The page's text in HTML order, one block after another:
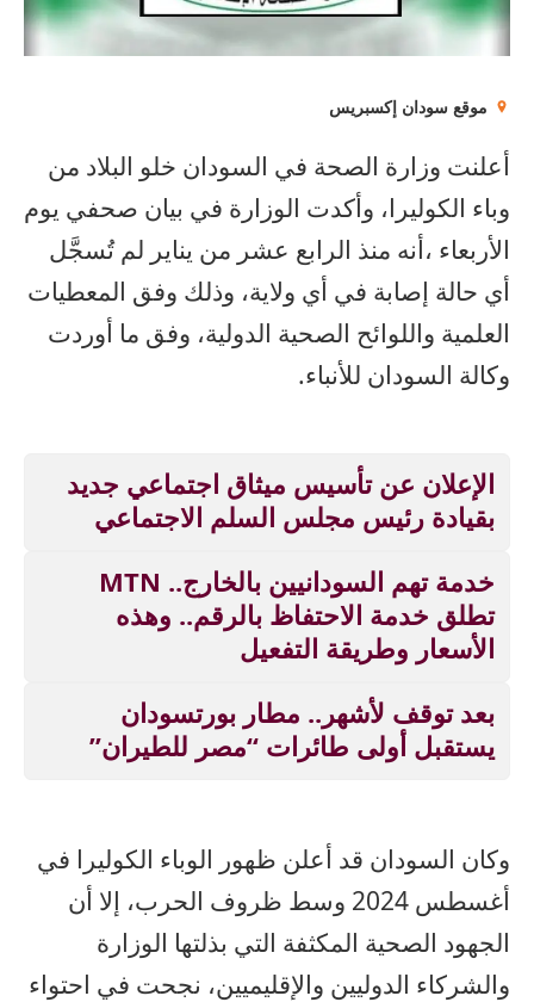
موقع سودان إكسبريس
أعلنت وزارة الصحة في السودان خلو البلاد من
وباء الكوليرا، وأكدت الوزارة في بيان صحفي يوم
الأربعاء ،أنه منذ الرابع عشر من يناير لم تُسجَّل
أي حالة إصابة في أي ولاية، وذلك وفق المعطيات
العلمية واللوائح الصحية الدولية، وفق ما أوردت
وكالة السودان للأنباء.
الإعلان عن تأسيس ميثاق اجتماعي جديد
بقيادة رئيس مجلس السلم الاجتماعي
خدمة تهم السودانيين بالخارج.. MTN
تطلق خدمة الاحتفاظ بالرقم.. وهذه
الأسعار وطريقة التفعيل
بعد توقف لأشهر.. مطار بورتسودان
يستقبل أولى طائرات “مصر للطيران”
وكان السودان قد أعلن ظهور الوباء الكوليرا في
أغسطس 2024 وسط ظروف الحرب، إلا أن
الجهود الصحية المكثفة التي بذلتها الوزارة
والشركاء الدوليين والإقليميين، نجحت في احتواء